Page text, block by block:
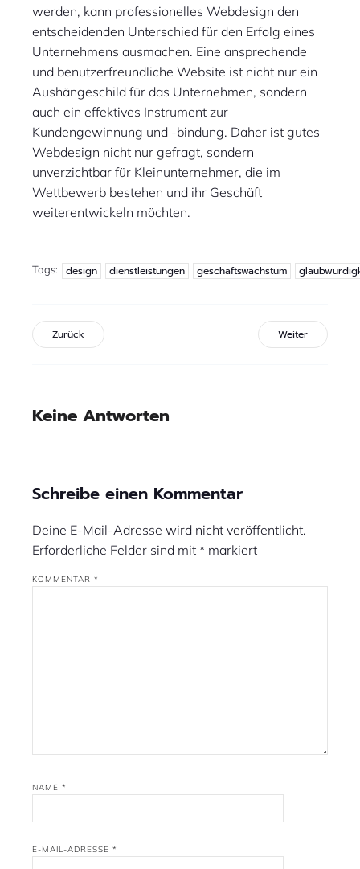
werden, kann professionelles Webdesign den
entscheidenden Unterschied für den Erfolg eines
Unternehmens ausmachen. Eine ansprechende
und benutzerfreundliche Website ist nicht nur ein
Aushängeschild für das Unternehmen, sondern
auch ein effektives Instrument zur
Kundengewinnung und -bindung. Daher ist gutes
Webdesign nicht nur gefragt, sondern
unverzichtbar für Kleinunternehmer, die im
Wettbewerb bestehen und ihr Geschäft
weiterentwickeln möchten.
Tags: design dienstleistungen geschäftswachstum
Zurück Weiter
Keine Antworten
Schreibe einen Kommentar
Deine E-Mail-Adresse wird nicht veröffentlicht.
Erforderliche Felder sind mit * markiert
KOMMENTAR *
NAME *
E-MAIL-ADRESSE *